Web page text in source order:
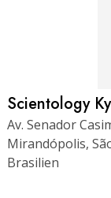
Scientology
Av. Senador
Mirandópolis,
Brasilien